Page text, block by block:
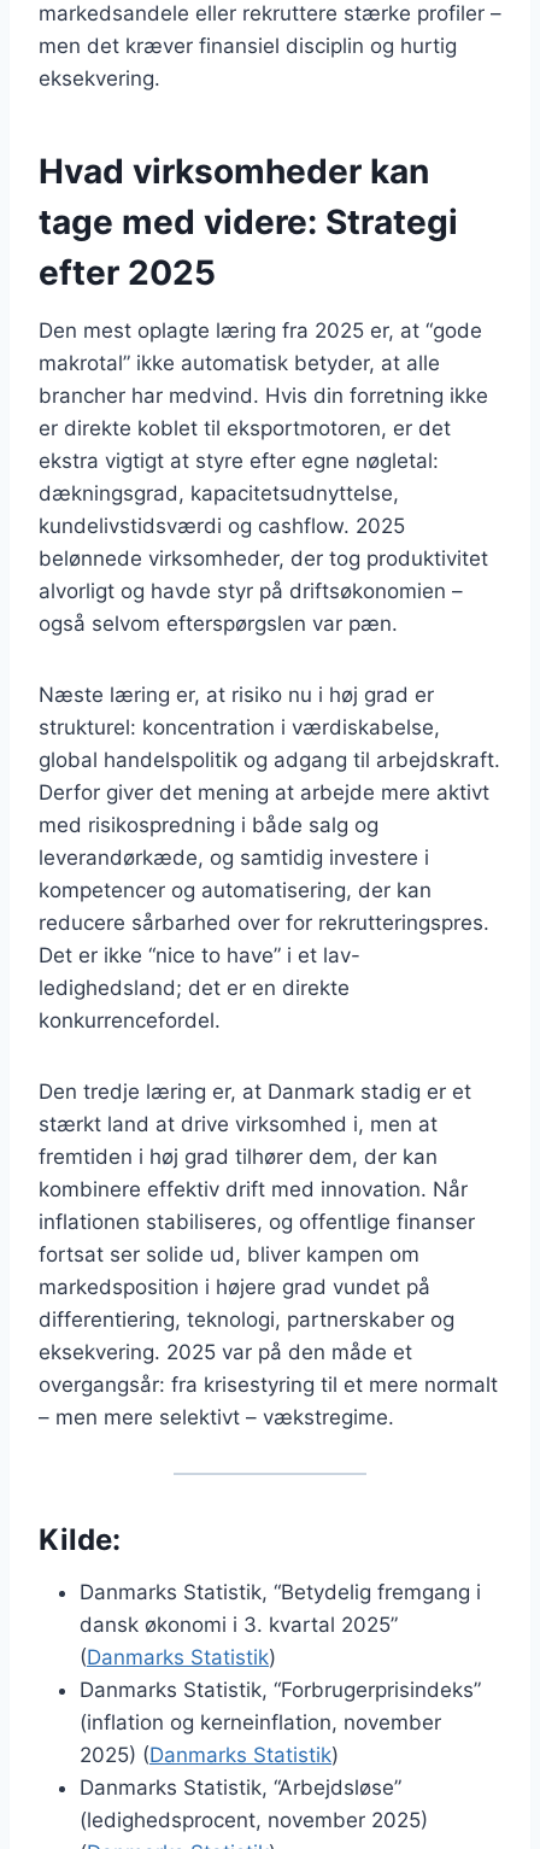
markedsandele eller rekruttere stærke profiler –
men det kræver finansiel disciplin og hurtig
eksekvering.
Hvad virksomheder kan
tage med videre: Strategi
efter 2025
Den mest oplagte læring fra 2025 er, at “gode
makrotal” ikke automatisk betyder, at alle
brancher har medvind. Hvis din forretning ikke
er direkte koblet til eksportmotoren, er det
ekstra vigtigt at styre efter egne nøgletal:
dækningsgrad, kapacitetsudnyttelse,
kundelivstidsværdi og cashflow. 2025
belønnede virksomheder, der tog produktivitet
alvorligt og havde styr på driftsøkonomien –
også selvom efterspørgslen var pæn.
Næste læring er, at risiko nu i høj grad er
strukturel: koncentration i værdiskabelse,
global handelspolitik og adgang til arbejdskraft.
Derfor giver det mening at arbejde mere aktivt
med risikospredning i både salg og
leverandørkæde, og samtidig investere i
kompetencer og automatisering, der kan
reducere sårbarhed over for rekrutteringspres.
Det er ikke “nice to have” i et lav-
ledighedsland; det er en direkte
konkurrencefordel.
Den tredje læring er, at Danmark stadig er et
stærkt land at drive virksomhed i, men at
fremtiden i høj grad tilhører dem, der kan
kombinere effektiv drift med innovation. Når
inflationen stabiliseres, og offentlige finanser
fortsat ser solide ud, bliver kampen om
markedsposition i højere grad vundet på
differentiering, teknologi, partnerskaber og
eksekvering. 2025 var på den måde et
overgangsår: fra krisestyring til et mere normalt
– men mere selektivt – vækstregime.
Kilde:
Danmarks Statistik, “Betydelig fremgang i
dansk økonomi i 3. kvartal 2025”
(Danmarks Statistik)
Danmarks Statistik, “Forbrugerprisindeks”
(inflation og kerneinflation, november
2025) (Danmarks Statistik)
Danmarks Statistik, “Arbejdsløse”
(ledighedsprocent, november 2025)